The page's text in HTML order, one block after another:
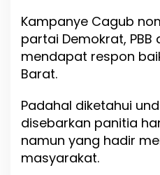
T
u
a
Kampanye Cagub
partai Demokrat, PBB
mendapat respon
Barat.
Padahal diketahui
disebarkan panitia
namun yang hadir
masyarakat.